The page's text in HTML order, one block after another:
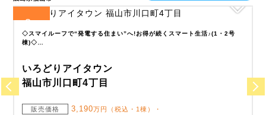
3
◇スマイルーフで“発電する住まい”へ!お得が続くスマート生活♪(1・2号
棟)◇…
いろどりアイタウン
福山市川口町4丁目
販売価格 3,190万円（税込・1棟）・